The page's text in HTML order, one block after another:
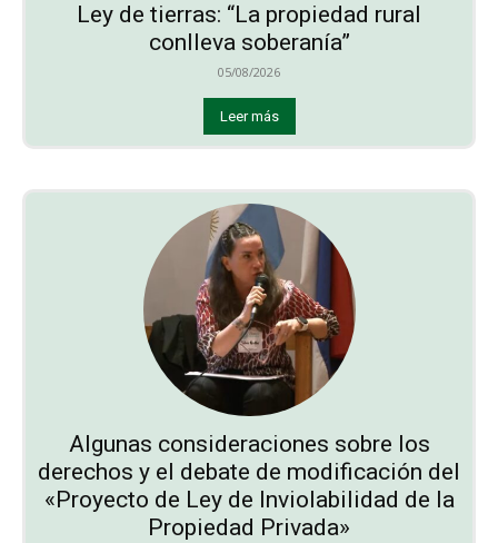
Ley de tierras: “La propiedad rural
conlleva soberanía”
05/08/2026
Leer más
Algunas consideraciones sobre los
derechos y el debate de modificación del
«Proyecto de Ley de Inviolabilidad de la
Propiedad Privada»